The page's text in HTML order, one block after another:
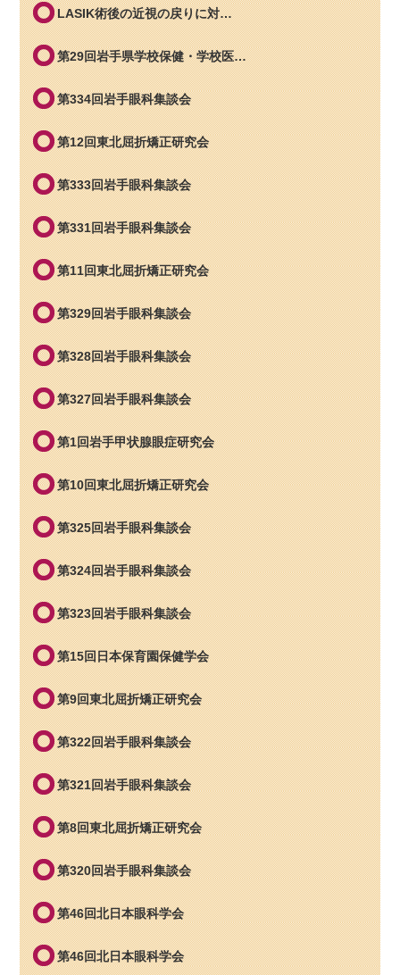
LASIK術後の近視の戻りに対…
第29回岩手県学校保健・学校医…
第334回岩手眼科集談会
第12回東北屈折矯正研究会
第333回岩手眼科集談会
第331回岩手眼科集談会
第11回東北屈折矯正研究会
第329回岩手眼科集談会
第328回岩手眼科集談会
第327回岩手眼科集談会
第1回岩手甲状腺眼症研究会
第10回東北屈折矯正研究会
第325回岩手眼科集談会
第324回岩手眼科集談会
第323回岩手眼科集談会
第15回日本保育園保健学会
第9回東北屈折矯正研究会
第322回岩手眼科集談会
第321回岩手眼科集談会
第8回東北屈折矯正研究会
第320回岩手眼科集談会
第46回北日本眼科学会
第46回北日本眼科学会